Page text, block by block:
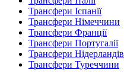
Трансфери Іспанії
Трансфери Німеччини
Трансфери Франції
Трансфери Португалії
Трансфери Нідерландів
Трансфери Туреччини